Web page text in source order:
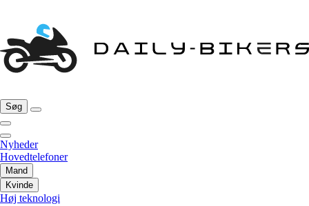
Søg
Nyheder
Hovedtelefoner
Mand
Kvinde
Høj teknologi